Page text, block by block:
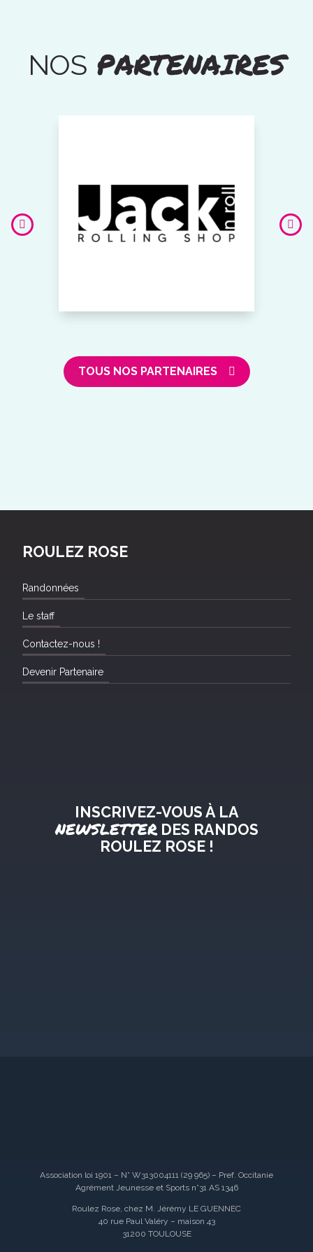
NOSPARTENAIRES
TOUS NOS PARTENAIRES
ROULEZ ROSE
Randonnées
Le staff
Contactez-nous !
Devenir Partenaire
INSCRIVEZ-VOUS À LA
NEWSLETTERDES RANDOS
ROULEZ ROSE !
Association loi 1901 – N° W313004111 (29 965) – Pref. Occitanie
Agrément Jeunesse et Sports n°31 AS 1346
Roulez Rose, chez M. Jérémy LE GUENNEC
40 rue Paul Valéry – maison 43
31200 TOULOUSE